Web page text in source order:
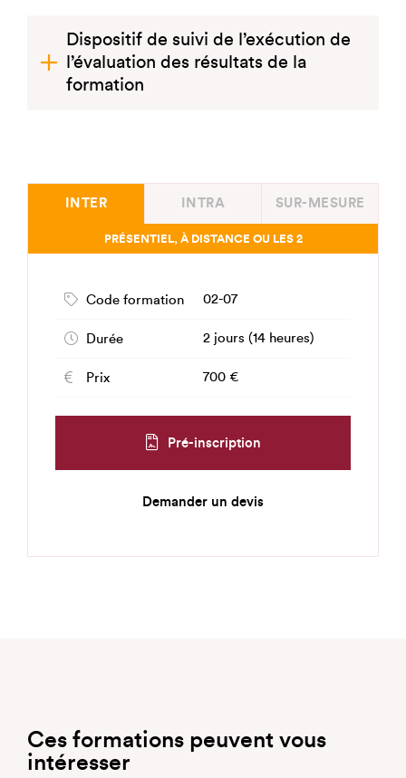
Dispositif de suivi de l’exécution de
l’évaluation des résultats de la
formation
INTER INTRA SUR-MESURE
PRÉSENTIEL, À DISTANCE OU LES 2
Code formation 02-07
Durée 2 jours (14 heures)
Prix 700 €
Pré-inscription
Demander un devis
Ces formations peuvent vous
intéresser